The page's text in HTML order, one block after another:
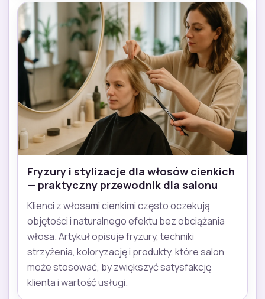
Fryzury i stylizacje dla włosów cienkich
— praktyczny przewodnik dla salonu
Klienci z włosami cienkimi często oczekują
objętości i naturalnego efektu bez obciążania
włosa. Artykuł opisuje fryzury, techniki
strzyżenia, koloryzację i produkty, które salon
może stosować, by zwiększyć satysfakcję
klienta i wartość usługi.